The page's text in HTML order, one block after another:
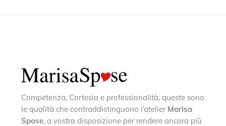
Competenza, Cortesia e professionalità, queste sono
le qualità che contraddistinguono l’atelier Marisa
Spose, a vostra disposizione per rendere ancora più